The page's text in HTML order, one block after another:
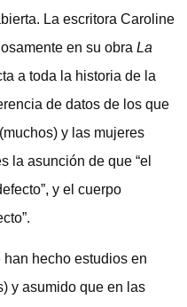
La escritora Caroline
en su obra La
a toda la historia de la
de datos de los que
y las mujeres
la asunción de que “el
y el cuerpo
hecho estudios en
y asumido que en las